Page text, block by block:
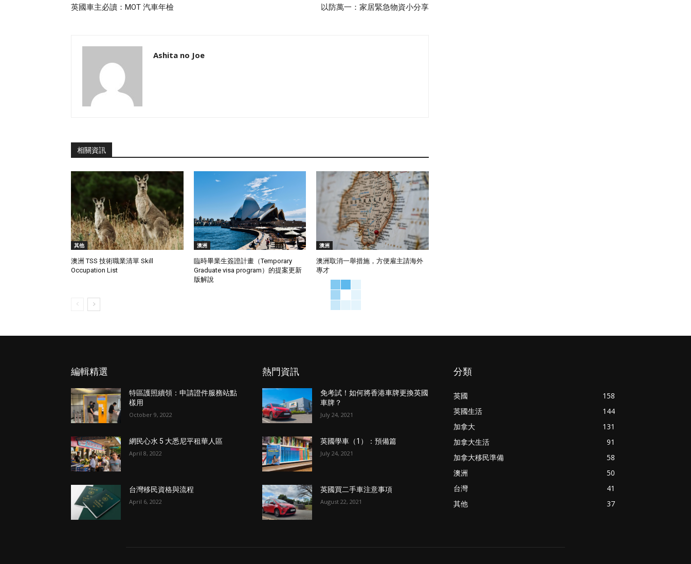
英國車主必讀：MOT 汽車年檢 以防萬一：家居緊急物資小分享
Ashita no Joe
相關資訊
其他
澳洲 TSS 技術職業清單 Skill
Occupation List
澳洲
臨時畢業生簽證計畫（Temporary
Graduate visa program）的提案更新
版解說
澳洲
澳洲取消一舉措施，方便雇主請海外
專才
編輯精選
特區護照續領：申請證件服務站點
樣用
October 9, 2022
網民心水 5 大悉尼平租華人區
April 8, 2022
台灣移民資格與流程
April 6, 2022
熱門資訊
免考試！如何將香港車牌更換英國
車牌？
July 24, 2021
英國學車（1）：預備篇
July 24, 2021
英國買二手車注意事項
August 22, 2021
分類
英國
158
英國生活
144
加拿大
131
加拿大生活
91
加拿大移民準備
58
澳洲
50
台灣
41
其他
37